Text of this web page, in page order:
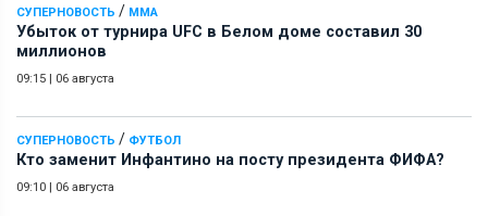
СУПЕРНОВОСТЬ / ММА
Убыток от турнира UFC в Белом доме составил 30
миллионов
09:15 | 06 августа
СУПЕРНОВОСТЬ / ФУТБОЛ
Кто заменит Инфантино на посту президента ФИФА?
09:10 | 06 августа